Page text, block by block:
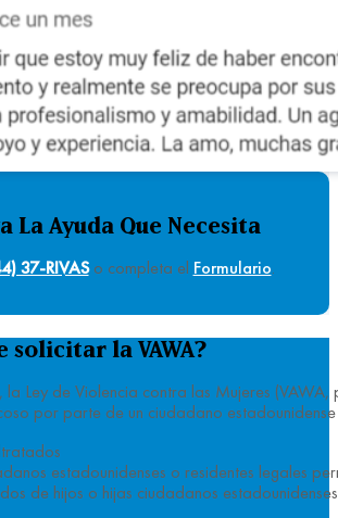
La Ayuda Que Necesita
37-RIVASo completa el Formulario.
solicitar la VAWA?
Ley de Violencia contra las Mujeres
por parte de un ciudadano
estadounidenses o residentes legales
de hijos o hijas ciudadanos estadounidenses